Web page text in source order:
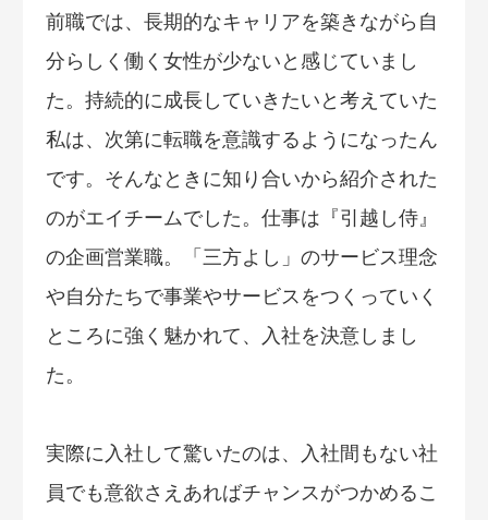
前職では、長期的なキャリアを築きながら自
分らしく働く女性が少ないと感じていまし
た。持続的に成長していきたいと考えていた
私は、次第に転職を意識するようになったん
です。そんなときに知り合いから紹介された
のがエイチームでした。仕事は『引越し侍』
の企画営業職。「三方よし」のサービス理念
や自分たちで事業やサービスをつくっていく
ところに強く魅かれて、入社を決意しまし
た。
実際に入社して驚いたのは、入社間もない社
員でも意欲さえあればチャンスがつかめるこ